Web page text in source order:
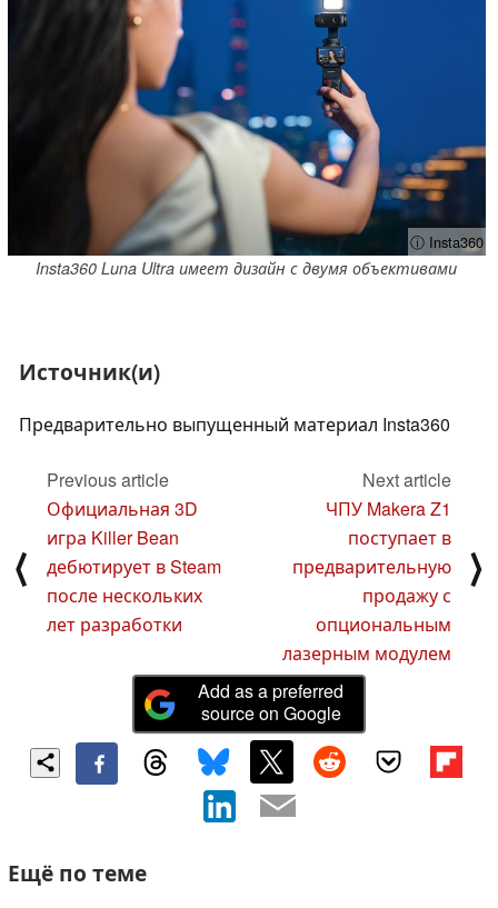
ⓘ Insta360
Insta360 Luna Ultra имеет дизайн с двумя объективами
Источник(и)
Предварительно выпущенный материал Insta360
⟨
Previous article
Официальная 3D
игра Killer Bean
дебютирует в Steam
после нескольких
лет разработки
Next article
ЧПУ Makera Z1
поступает в
предварительную
продажу с
опциональным
лазерным модулем
⟩
Add as a preferred
source on Google
Ещё по теме